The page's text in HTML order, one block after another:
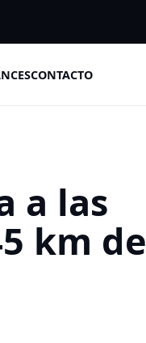
CONTACTO
a las
km de